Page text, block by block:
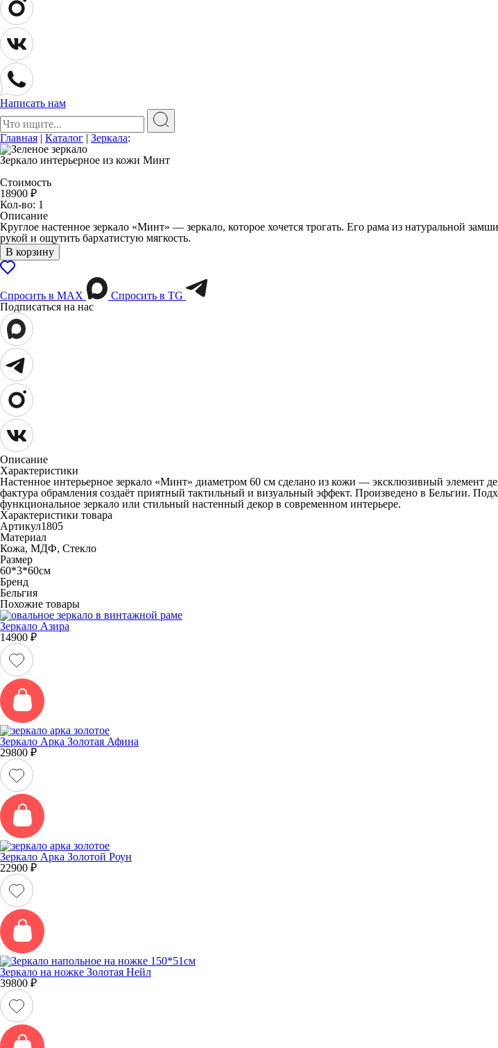
Написать нам
Поиск:
Главная | Каталог | Зеркала:
Зеркало интерьерное из кожи Минт
Стоимость
18900 ₽
Кол-во: 1
Описание
Круглое настенное зеркало «Минт» — зеркало, которое хочется трогать. Его рама из натуральной
рукой и ощутить бархатистую мягкость.
В корзину
Спросить в МАХ
Спросить в TG
Подписаться на нас
Описание
Характеристики
Настенное интерьерное зеркало «Минт» диаметром 60 см сделано из кожи — эксклюзивный элемент
фактура обрамления создаёт приятный тактильный и визуальный эффект. Произведено в Бельгии.
функциональное зеркало или стильный настенный декор в современном интерьере.
Характеристики товара
Артикул1805
Материал
Кожа, МДФ, Стекло
Размер
60*3*60см
Бренд
Бельгия
Похожие товары
Зеркало Азира
14900 ₽
Зеркало Арка Золотая Афина
29800 ₽
Зеркало Арка Золотой Роун
22900 ₽
Зеркало на ножке Золотая Нейл
39800 ₽